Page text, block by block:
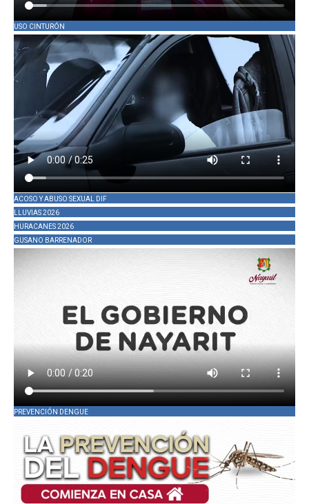
USO CINTURÓN
ACOSO Y ABUSO SEXUAL DIF
LLUVIAS 2026
HURACANES 2026
GUSANO BARRENADOR
PREVENCIÓN DENGUE